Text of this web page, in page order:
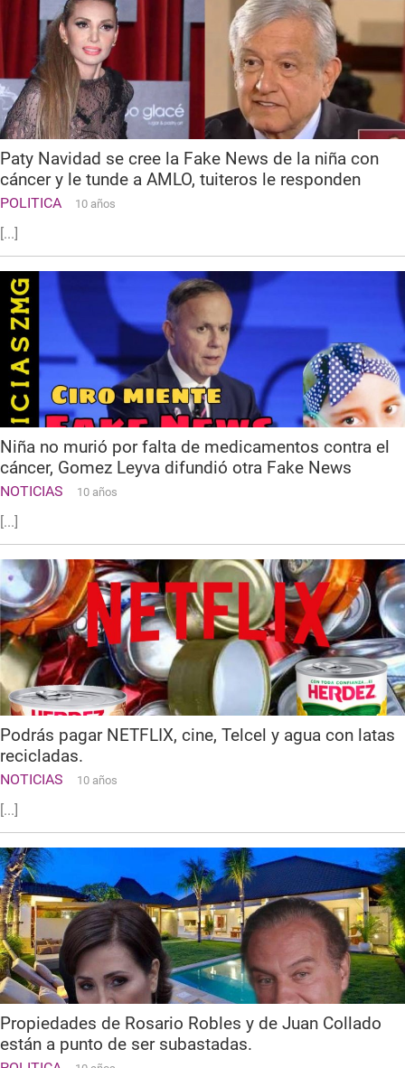
Paty Navidad se cree la Fake News de la niña con
cáncer y le tunde a AMLO, tuiteros le responden
POLITICA 10 años
[...]
Niña no murió por falta de medicamentos contra el
cáncer, Gomez Leyva difundió otra Fake News
NOTICIAS 10 años
[...]
Podrás pagar NETFLIX, cine, Telcel y agua con latas
recicladas.
NOTICIAS 10 años
[...]
Propiedades de Rosario Robles y de Juan Collado
están a punto de ser subastadas.